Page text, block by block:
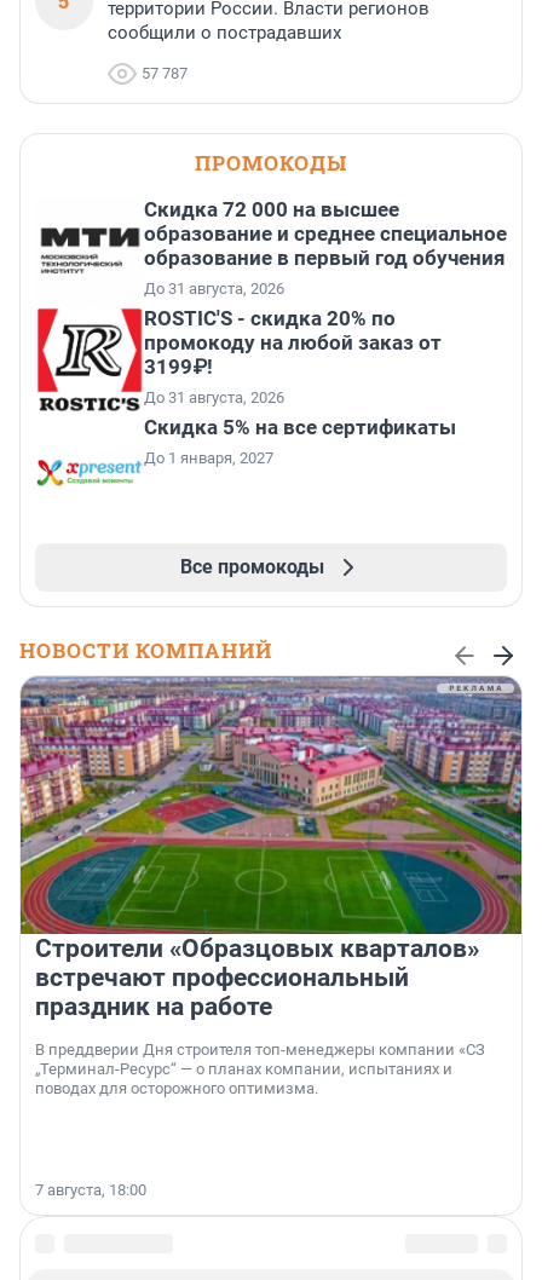
территории России. Власти регионов
сообщили о пострадавших
57 787
ПРОМОКОДЫ
Скидка 72 000 на высшее
образование и среднее специальное
образование в первый год обучения
До 31 августа, 2026
ROSTIC'S - скидка 20% по
промокоду на любой заказ от
3199₽!
До 31 августа, 2026
Скидка 5% на все сертификаты
До 1 января, 2027
Все промокоды
НОВОСТИ КОМПАНИЙ
Строители «Образцовых кварталов»
встречают профессиональный
праздник на работе
В преддверии Дня строителя топ-менеджеры компании «СЗ
„Терминал-Ресурс“ — о планах компании, испытаниях и
поводах для осторожного оптимизма.
7 августа, 18:00